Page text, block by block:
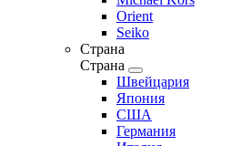
Orient
Seiko
Страна
Страна
Швейцария
Япония
США
Германия